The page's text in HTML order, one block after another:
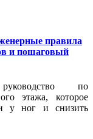
правила
и пошаговый
по
этажа, которое
у ног и снизить